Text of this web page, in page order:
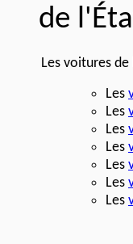
de
Les voitures
Les
Les
Les
Les
Les
Les
Les